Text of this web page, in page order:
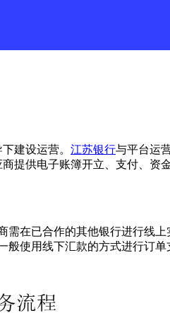
建设运营。 江苏银行与平台运
提供电子账簿开立、支付、资
在已合作的其他银行进行线
使用线下汇款的方式进行订